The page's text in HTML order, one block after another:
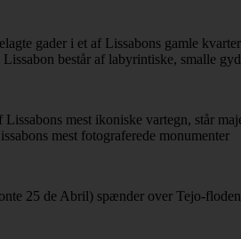
består af labyrintiske, smalle
mest fotograferede monumenter